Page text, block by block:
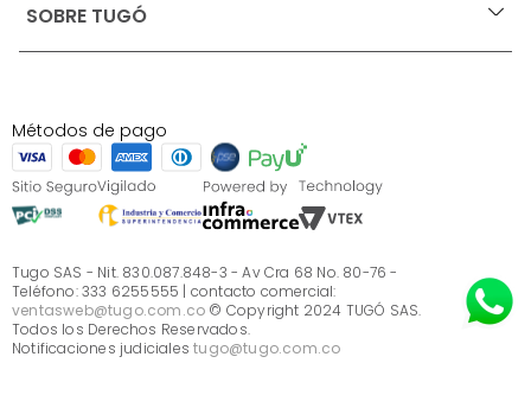
Ofertas vigentes
Términos, condiciones y restricciones para productos
S.A.S
Términos, condiciones y restricciones Tugó S.A.S
Instructivo cuidado de muebles
Sé parte de Tugó
¿Quiénes somos?
Servicio al cliente
SOBRE TUGÓ +
¿Quieres vender en Tugó?
Métodos de pago
Tugo SAS - Nit. 830.087.848-3 - Av Cra 68 No. 80-76 -
Teléfono: 333 6255555 | contacto comercial:
ventasweb@tugo.com.co © Copyright 2024 TUGÓ SAS.
Todos los Derechos Reservados.
Notificaciones judicialestugo@tugo.com.co